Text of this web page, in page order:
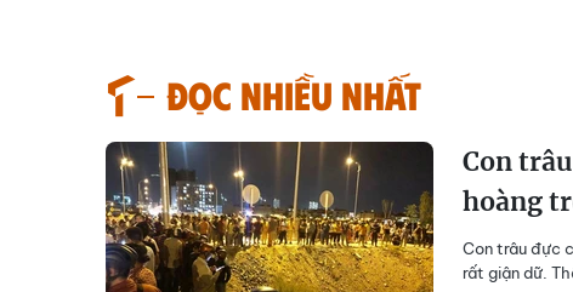
Đọc nhiều nhất
Con
hoàng
Con trâu đực
rất giận dữ.